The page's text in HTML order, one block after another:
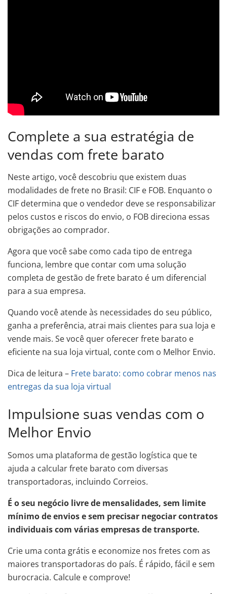
Complete a sua estratégia de
vendas com frete barato
Neste artigo, você descobriu que existem duas
modalidades de frete no Brasil: CIF e FOB. Enquanto o
CIF determina que o vendedor deve se responsabilizar
pelos custos e riscos do envio, o FOB direciona essas
obrigações ao comprador.
Agora que você sabe como cada tipo de entrega
funciona, lembre que contar com uma solução
completa de gestão de frete barato é um diferencial
para a sua empresa.
Quando você atende às necessidades do seu público,
ganha a preferência, atrai mais clientes para sua loja e
vende mais. Se você quer oferecer frete barato e
eficiente na sua loja virtual, conte com o Melhor Envio.
Dica de leitura – Frete barato: como cobrar menos nas
entregas da sua loja virtual
Impulsione suas vendas com o
Melhor Envio
Somos uma plataforma de gestão logística que te
ajuda a calcular frete barato com diversas
transportadoras, incluindo Correios.
É o seu negócio livre de mensalidades, sem limite
mínimo de envios e sem precisar negociar contratos
individuais com várias empresas de transporte.
Crie uma conta grátis e economize nos fretes com as
maiores transportadoras do país. É rápido, fácil e sem
burocracia. Calcule e comprove!